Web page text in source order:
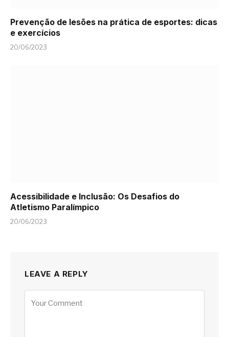
Prevenção de lesões na prática de esportes: dicas
e exercícios
20/06/2023
Acessibilidade e Inclusão: Os Desafios do
Atletismo Paralímpico
20/06/2023
LEAVE A REPLY